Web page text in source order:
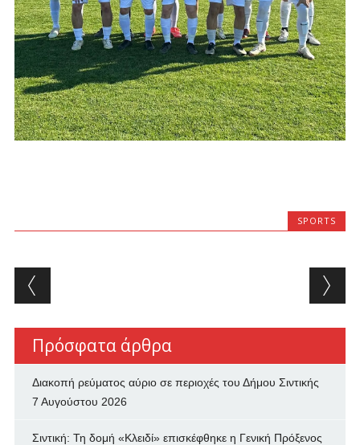
SPORTS
Post navigation
Πρόσφατα άρθρα
Διακοπή ρεύματος αύριο σε περιοχές του Δήμου Σιντικής
7 Αυγούστου 2026
Σιντική: Τη δομή «Κλειδί» επισκέφθηκε η Γενική Πρόξενος